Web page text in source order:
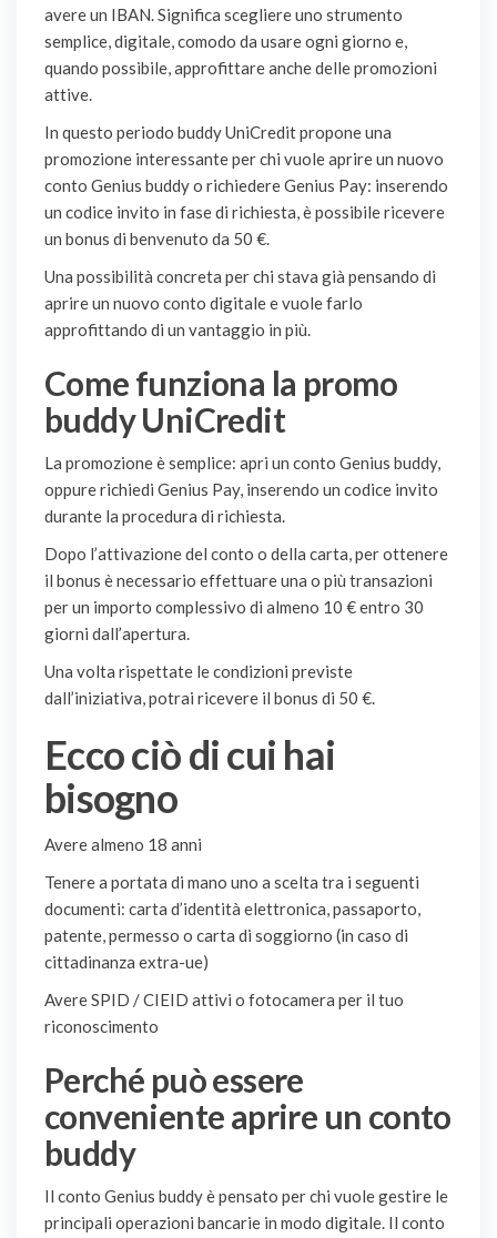
avere un IBAN. Significa scegliere uno strumento
semplice, digitale, comodo da usare ogni giorno e,
quando possibile, approfittare anche delle promozioni
attive.
In questo periodo buddy UniCredit propone una
promozione interessante per chi vuole aprire un nuovo
conto Genius buddy o richiedere Genius Pay: inserendo
un codice invito in fase di richiesta, è possibile ricevere
un bonus di benvenuto da 50 €.
Una possibilità concreta per chi stava già pensando di
aprire un nuovo conto digitale e vuole farlo
approfittando di un vantaggio in più.
Come funziona la promo
buddy UniCredit
La promozione è semplice: apri un conto Genius buddy,
oppure richiedi Genius Pay, inserendo un codice invito
durante la procedura di richiesta.
Dopo l’attivazione del conto o della carta, per ottenere
il bonus è necessario effettuare una o più transazioni
per un importo complessivo di almeno 10 € entro 30
giorni dall’apertura.
Una volta rispettate le condizioni previste
dall’iniziativa, potrai ricevere il bonus di 50 €.
Ecco ciò di cui hai
bisogno
Avere almeno 18 anni
Tenere a portata di mano uno a scelta tra i seguenti
documenti: carta d’identità elettronica, passaporto,
patente, permesso o carta di soggiorno (in caso di
cittadinanza extra-ue)
Avere SPID / CIEID attivi o fotocamera per il tuo
riconoscimento
Perché può essere
conveniente aprire un conto
buddy
Il conto Genius buddy è pensato per chi vuole gestire le
principali operazioni bancarie in modo digitale. Il conto